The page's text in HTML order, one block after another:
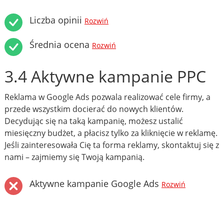
Liczba opinii Rozwiń
Średnia ocena Rozwiń
3.4 Aktywne kampanie PPC
Reklama w Google Ads pozwala realizować cele firmy, a
przede wszystkim docierać do nowych klientów.
Decydując się na taką kampanię, możesz ustalić
miesięczny budżet, a płacisz tylko za kliknięcie w reklamę.
Jeśli zainteresowała Cię ta forma reklamy, skontaktuj się z
nami – zajmiemy się Twoją kampanią.
Aktywne kampanie Google Ads Rozwiń